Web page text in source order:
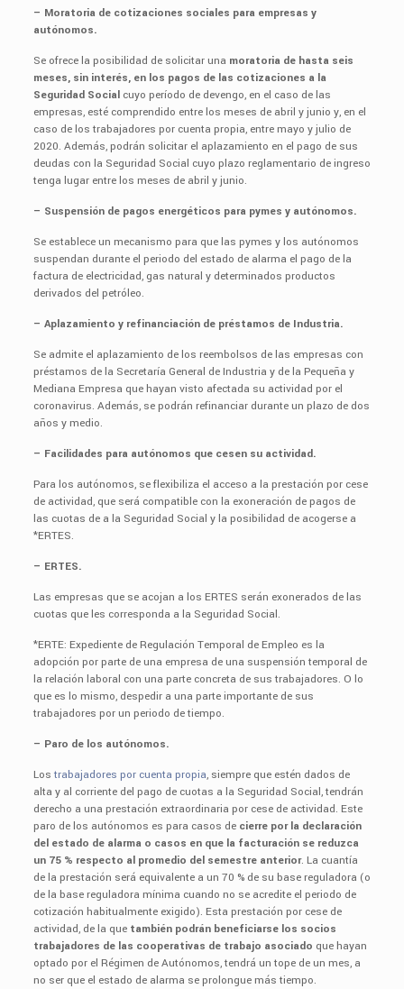
– Moratoria de cotizaciones sociales para empresas y
autónomos.
Se ofrece la posibilidad de solicitar una moratoria de hasta seis
meses, sin interés, en los pagos de las cotizaciones a la
Seguridad Socialcuyo período de devengo, en el caso de las
empresas, esté comprendido entre los meses de abril y junio y, en el
caso de los trabajadores por cuenta propia, entre mayo y julio de
2020. Además, podrán solicitar el aplazamiento en el pago de sus
deudas con la Seguridad Social cuyo plazo reglamentario de ingreso
tenga lugar entre los meses de abril y junio.
– Suspensión de pagos energéticos para pymes y autónomos.
Se establece un mecanismo para que las pymes y los autónomos
suspendan durante el periodo del estado de alarma el pago de la
factura de electricidad, gas natural y determinados productos
derivados del petróleo.
– Aplazamiento y refinanciación de préstamos de Industria.
Se admite el aplazamiento de los reembolsos de las empresas con
préstamos de la Secretaría General de Industria y de la Pequeña y
Mediana Empresa que hayan visto afectada su actividad por el
coronavirus. Además, se podrán refinanciar durante un plazo de dos
años y medio.
– Facilidades para autónomos que cesen su actividad.
Para los autónomos, se flexibiliza el acceso a la prestación por cese
de actividad, que será compatible con la exoneración de pagos de
las cuotas de a la Seguridad Social y la posibilidad de acogerse a
*ERTES.
– ERTES.
Las empresas que se acojan a los ERTES serán exonerados de las
cuotas que les corresponda a la Seguridad Social.
*ERTE: Expediente de Regulación Temporal de Empleo es la
adopción por parte de una empresa de una suspensión temporal de
la relación laboral con una parte concreta de sus trabajadores. O lo
que es lo mismo, despedir a una parte importante de sus
trabajadores por un periodo de tiempo.
– Paro de los autónomos.
Los trabajadores por cuenta propia, siempre que estén dados de
alta y al corriente del pago de cuotas a la Seguridad Social, tendrán
derecho a una prestación extraordinaria por cese de actividad. Este
paro de los autónomos es para casos de cierre por la declaración
del estado de alarma o casos en que la facturación se reduzca
un 75 % respecto al promedio del semestre anterior. La cuantía
de la prestación será equivalente a un 70 % de su base reguladora (o
de la base reguladora mínima cuando no se acredite el periodo de
cotización habitualmente exigido). Esta prestación por cese de
actividad, de la que también podrán beneficiarse los socios
trabajadores de las cooperativas de trabajo asociado que hayan
optado por el Régimen de Autónomos, tendrá un tope de un mes, a
no ser que el estado de alarma se prolongue más tiempo.